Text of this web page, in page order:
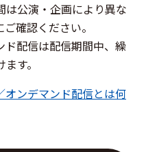
公演・企画により異な
確認ください。
配信は配信期間中、繰
す。
オンデマンド配信とは何